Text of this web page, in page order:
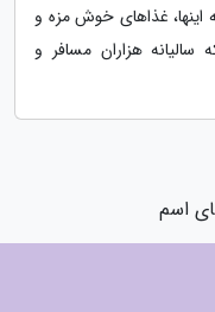
اینها، غذاهای خوش مزه و
هزاران مسافر و
اسم